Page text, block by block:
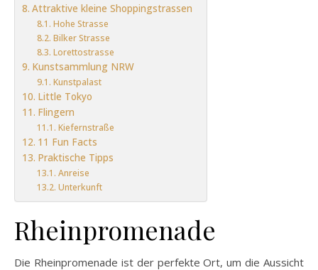
Attraktive kleine Shoppingstrassen
Hohe Strasse
Bilker Strasse
Lorettostrasse
Kunstsammlung NRW
Kunstpalast
Little Tokyo
Flingern
Kiefernstraße
11 Fun Facts
Praktische Tipps
Anreise
Unterkunft
Rheinpromenade
Die Rheinpromenade ist der perfekte Ort, um die Aussicht